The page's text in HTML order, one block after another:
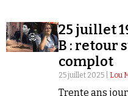
25 juillet
B : retour
complot
25 juillet 2025 | Lou
Trente ans